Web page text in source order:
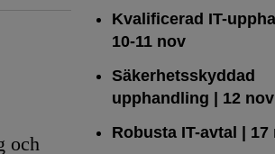
och
Kvalificerad IT-
10-11 nov
Säkerhetsskyddad
upphandling | 12 nov
Robusta IT-avtal | 17